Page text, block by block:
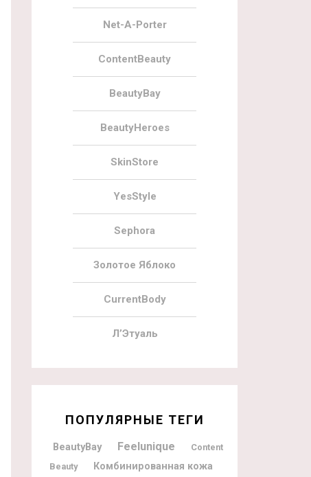
Net-A-Porter
ContentBeauty
BeautyBay
BeautyHeroes
SkinStore
YesStyle
Sephora
Золотое Яблоко
CurrentBody
Л’Этуаль
ПОПУЛЯРНЫЕ ТЕГИ
BeautyBay Feelunique
Content
Beauty
Комбинированная кожа